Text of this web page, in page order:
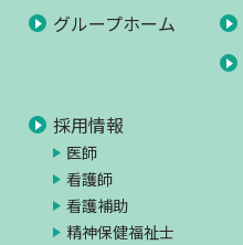
グループホーム
採用情報
医師
看護師
看護補助
精神保健福祉士